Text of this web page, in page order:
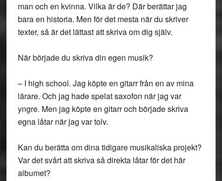
man och en kvinna. Vilka är de? Där berättar jag
bara en historia. Men för det mesta när du skriver
texter, så är det lättast att skriva om dig själv.
När började du skriva din egen musik?
– I high school. Jag köpte en gitarr från en av mina
lärare. Och jag hade spelat saxofon när jag var
yngre. Men jag köpte en gitarr och började skriva
egna låtar när jag var tolv.
Kan du berätta om dina tidigare musikaliska projekt?
Var det svårt att skriva så direkta låtar för det här
albumet?